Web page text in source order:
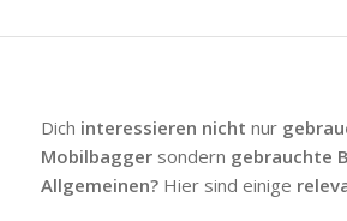
Dich interessieren nicht nur
Mobilbaggersondern gebrauchte
Allgemeinen? Hier sind einige